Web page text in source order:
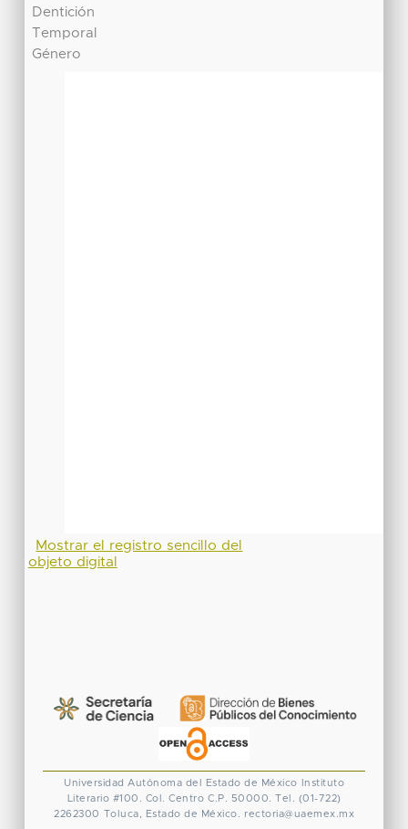
Dentición
Temporal
Género
Mostrar el registro sencillo del
objeto digital
Universidad Autónoma del Estado de México
Instituto
Literario #100. Col. Centro C.P. 50000. Tel. (01-722)
2262300
Toluca, Estado de México. rectoria@uaemex.mx